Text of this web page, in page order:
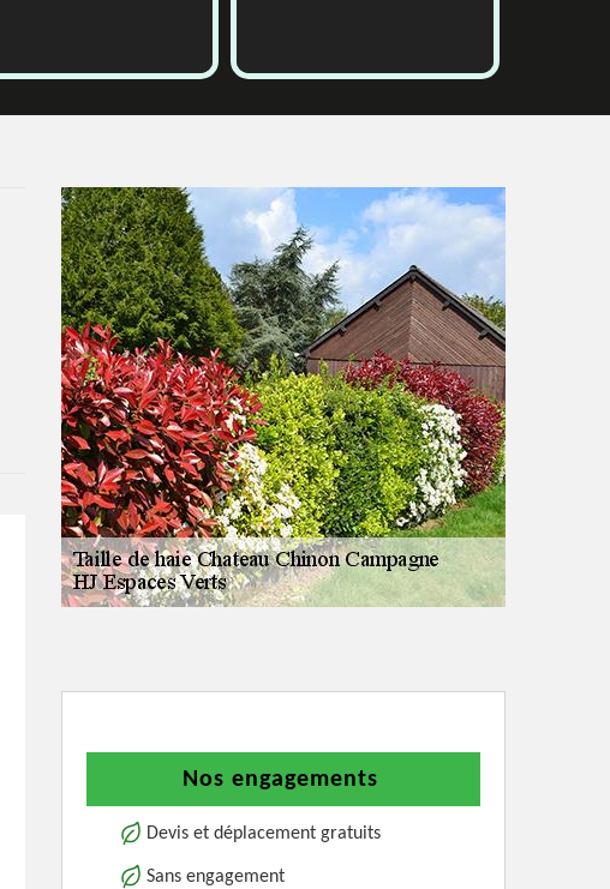
Nos engagements
Devis et déplacement gratuits
Sans engagement